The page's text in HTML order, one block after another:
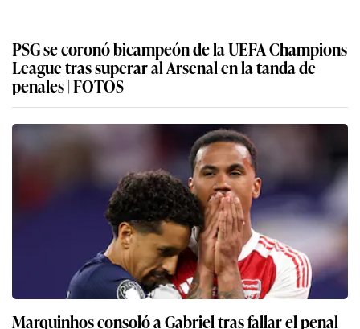
PSG se coronó bicampeón de la UEFA Champions
League tras superar al Arsenal en la tanda de
penales | FOTOS
Marquinhos consoló a Gabriel tras fallar el penal